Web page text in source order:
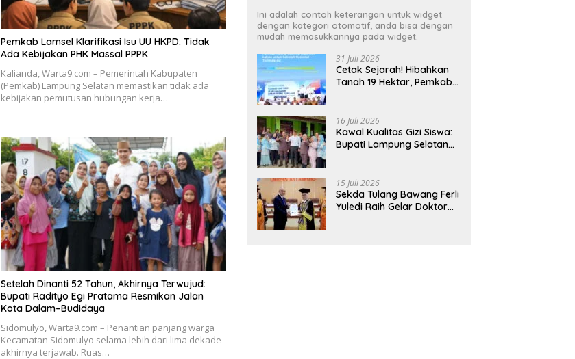
Pemkab Lamsel Klarifikasi Isu UU HKPD: Tidak
Ada Kebijakan PHK Massal PPPK
Kalianda, Warta9.com – Pemerintah Kabupaten
(Pemkab) Lampung Selatan memastikan tidak ada
kebijakan pemutusan hubungan kerja…
Setelah Dinanti 52 Tahun, Akhirnya Terwujud:
Bupati Radityo Egi Pratama Resmikan Jalan
Kota Dalam–Budidaya
Sidomulyo, Warta9.com – Penantian panjang warga
Kecamatan Sidomulyo selama lebih dari lima dekade
akhirnya terjawab. Ruas…
Ini adalah contoh keterangan untuk widget
dengan kategori otomotif, anda bisa dengan
mudah memasukkannya pada widget.
31 Juli 2026
Cetak Sejarah! Hibahkan
Tanah 19 Hektar, Pemkab
Terintegrasi Pertama di
Lampung
16 Juli 2026
Kawal Kualitas Gizi Siswa:
Bupati Lampung Selatan
Bergizi Gratis di Natar
15 Juli 2026
Sekda Tulang Bawang Ferli
Yuledi Raih Gelar Doktor